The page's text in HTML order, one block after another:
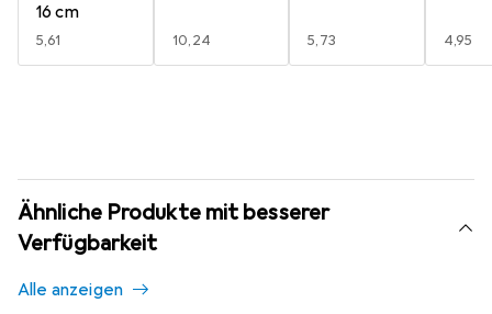
16 cm
EUR
5,61 EUR
10,24 EUR
5,73 EUR
4,95
Ähnliche Produkte mit besserer
Verfügbarkeit
Alle anzeigen